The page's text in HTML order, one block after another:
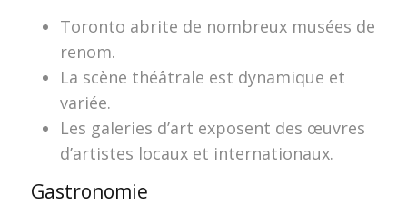
Toronto abrite de nombreux musées de
renom.
La scène théâtrale est dynamique et
variée.
Les galeries d’art exposent des œuvres
d’artistes locaux et internationaux.
Gastronomie